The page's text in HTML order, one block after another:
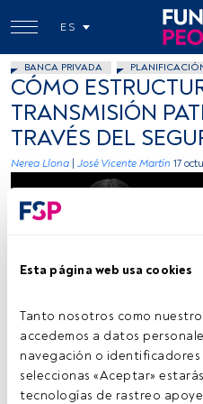
Esta página web usa cookies
Tanto nosotros como
accedemos a datos
navegación o
seleccionas «Aceptar»
tecnologías de rastreo
ES
BANCA PRIVADA
CÓMO
TRANSMISIÓN
TRAVÉS DEL
Nerea Llona José Vicente Martín 17
Firma: cedidas (Utmost Wealth
Tiempo lectura: 4 min.